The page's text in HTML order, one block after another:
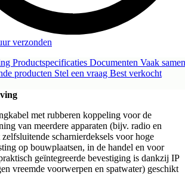
verzonden
Productspecificaties Documenten Vaak samen
producten Stel een vraag Best verkocht
met rubberen koppeling voor de
van meerdere apparaten (bijv. radio en
scharnierdeksels voor hoge
op bouwplaatsen, in de handel en voor
geïntegreerde bevestiging is dankzij IP
vreemde voorwerpen en spatwater) geschikt